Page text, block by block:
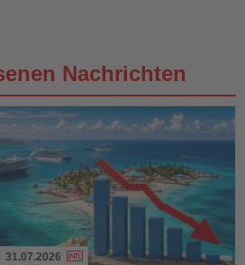
Nachrichten
31.07.2026